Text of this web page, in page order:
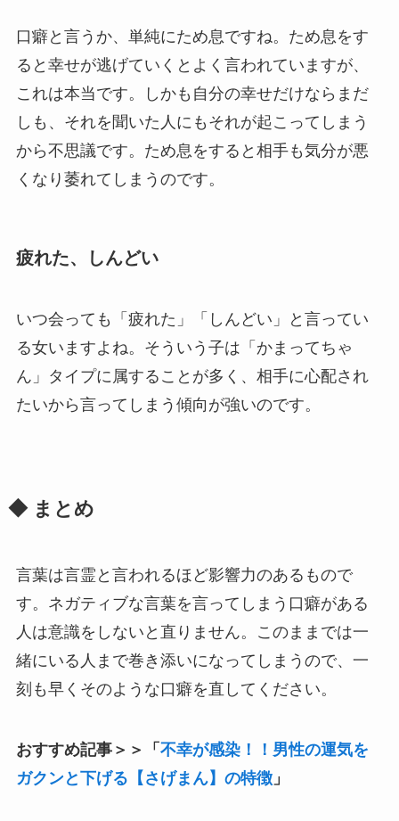
口癖と言うか、単純にため息ですね。ため息をす
ると幸せが逃げていくとよく言われていますが、
これは本当です。しかも自分の幸せだけならまだ
しも、それを聞いた人にもそれが起こってしまう
から不思議です。ため息をすると相手も気分が悪
くなり萎れてしまうのです。
疲れた、しんどい
いつ会っても「疲れた」「しんどい」と言ってい
る女いますよね。そういう子は「かまってちゃ
ん」タイプに属することが多く、相手に心配され
たいから言ってしまう傾向が強いのです。
◆ まとめ
言葉は言霊と言われるほど影響力のあるもので
す。ネガティブな言葉を言ってしまう口癖がある
人は意識をしないと直りません。このままでは一
緒にいる人まで巻き添いになってしまうので、一
刻も早くそのような口癖を直してください。
おすすめ記事＞＞「 不幸が感染！！男性の運気を
ガクンと下げる【さげまん】の特徴」